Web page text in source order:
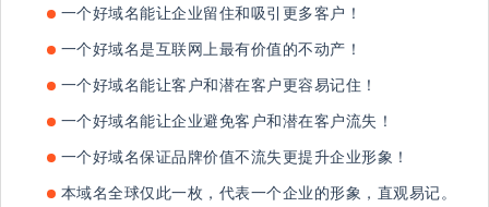
一个好域名能让企业留住和吸引更多客户！
一个好域名是互联网上最有价值的不动产！
一个好域名能让客户和潜在客户更容易记住！
一个好域名能让企业避免客户和潜在客户流失！
一个好域名保证品牌价值不流失更提升企业形象！
本域名全球仅此一枚，代表一个企业的形象，直观易记。